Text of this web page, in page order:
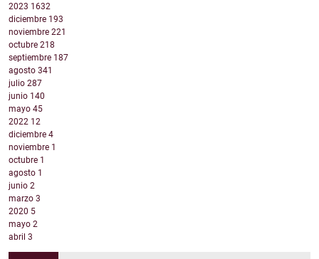
2023 1632
diciembre 193
noviembre 221
octubre 218
septiembre 187
agosto 341
julio 287
junio 140
mayo 45
2022 12
diciembre 4
noviembre 1
octubre 1
agosto 1
junio 2
marzo 3
2020 5
mayo 2
abril 3